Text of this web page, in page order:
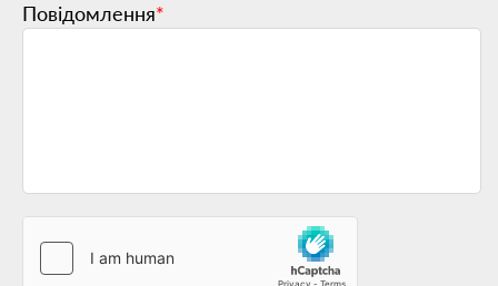
Повідомлення*